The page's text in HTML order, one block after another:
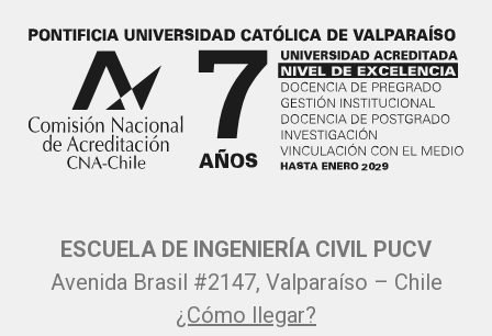
ESCUELA DE INGENIERÍA CIVIL PUCV
Avenida Brasil #2147, Valparaíso – Chile
¿Cómo llegar?